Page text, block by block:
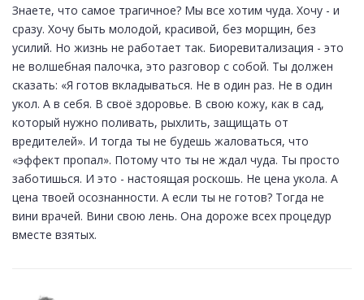
Знаете, что самое трагичное? Мы все хотим чуда. Хочу - и
сразу. Хочу быть молодой, красивой, без морщин, без
усилий. Но жизнь не работает так. Биоревитализация - это
не волшебная палочка, это разговор с собой. Ты должен
сказать: «Я готов вкладываться. Не в один раз. Не в один
укол. А в себя. В своё здоровье. В свою кожу, как в сад,
который нужно поливать, рыхлить, защищать от
вредителей». И тогда ты не будешь жаловаться, что
«эффект пропал». Потому что ты не ждал чуда. Ты просто
заботишься. И это - настоящая роскошь. Не цена укола. А
цена твоей осознанности. А если ты не готов? Тогда не
вини врачей. Вини свою лень. Она дороже всех процедур
вместе взятых.